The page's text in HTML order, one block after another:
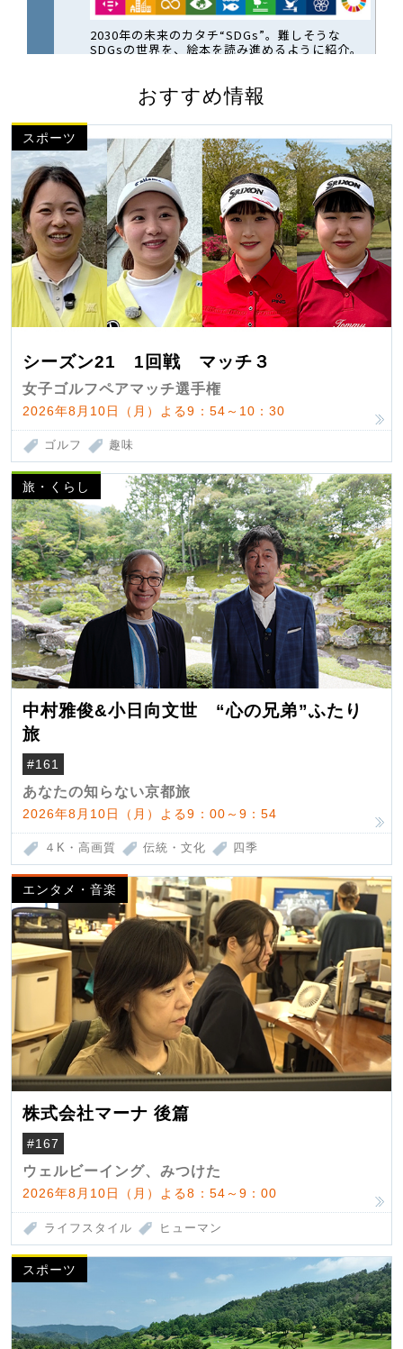
おすすめ情報
スポーツ
シーズン21 1回戦 マッチ３
女子ゴルフペアマッチ選手権
2026年8月10日（月）よる9：54～10：30
ゴルフ 趣味
旅・くらし
中村雅俊&小日向文世 “心の兄弟”ふたり
旅
#161
あなたの知らない京都旅
2026年8月10日（月）よる9：00～9：54
４K・高画質 伝統・文化 四季
エンタメ・音楽
株式会社マーナ 後篇
#167
ウェルビーイング、みつけた
2026年8月10日（月）よる8：54～9：00
ライフスタイル ヒューマン
スポーツ